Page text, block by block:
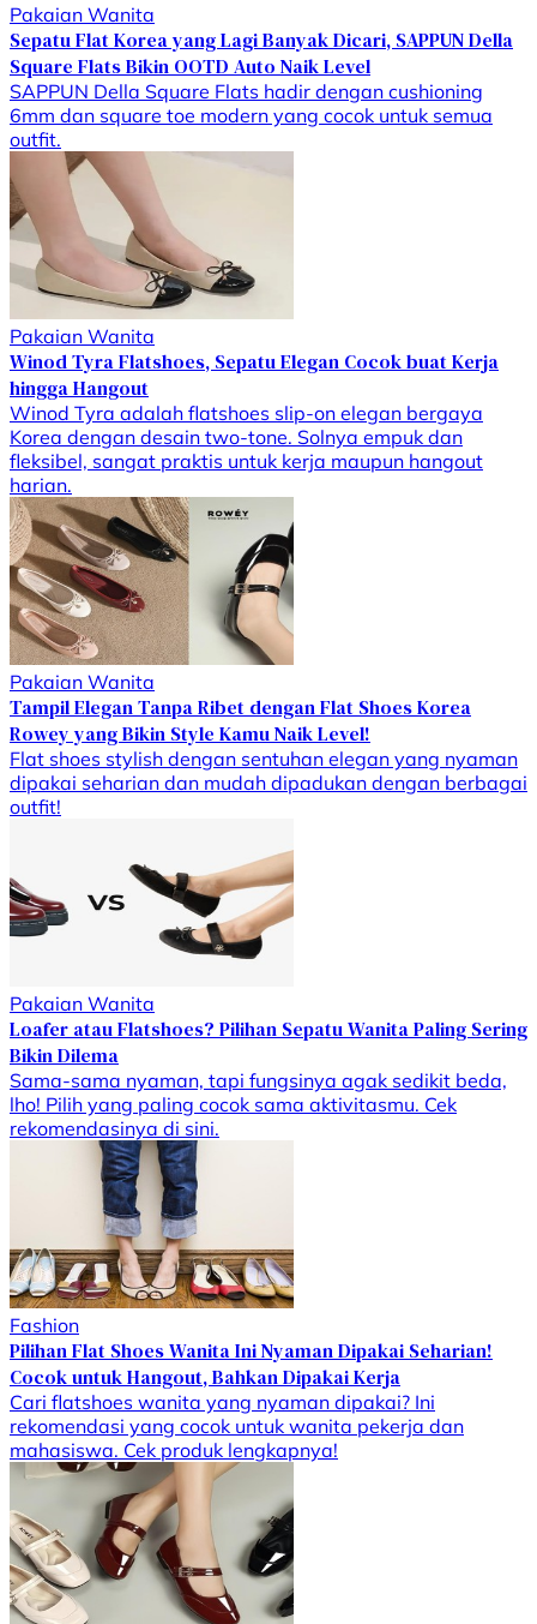
Pakaian Wanita
Sepatu Flat Korea yang Lagi Banyak Dicari, SAPPUN Della
Square Flats Bikin OOTD Auto Naik Level
SAPPUN Della Square Flats hadir dengan cushioning
6mm dan square toe modern yang cocok untuk semua
outfit.
Pakaian Wanita
Winod Tyra Flatshoes, Sepatu Elegan Cocok buat Kerja
hingga Hangout
Winod Tyra adalah flatshoes slip-on elegan bergaya
Korea dengan desain two-tone. Solnya empuk dan
fleksibel, sangat praktis untuk kerja maupun hangout
harian.
Pakaian Wanita
Tampil Elegan Tanpa Ribet dengan Flat Shoes Korea
Rowey yang Bikin Style Kamu Naik Level!
Flat shoes stylish dengan sentuhan elegan yang nyaman
dipakai seharian dan mudah dipadukan dengan berbagai
outfit!
Pakaian Wanita
Loafer atau Flatshoes? Pilihan Sepatu Wanita Paling Sering
Bikin Dilema
Sama-sama nyaman, tapi fungsinya agak sedikit beda,
lho! Pilih yang paling cocok sama aktivitasmu. Cek
rekomendasinya di sini.
Fashion
Pilihan Flat Shoes Wanita Ini Nyaman Dipakai Seharian!
Cocok untuk Hangout, Bahkan Dipakai Kerja
Cari flatshoes wanita yang nyaman dipakai? Ini
rekomendasi yang cocok untuk wanita pekerja dan
mahasiswa. Cek produk lengkapnya!